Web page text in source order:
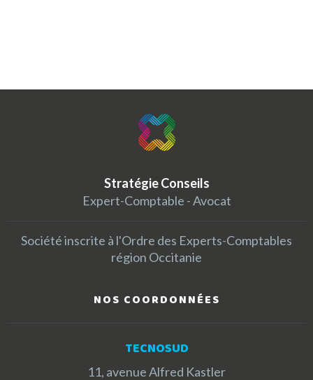
Stratégie Conseils
Expert-Comptable - Avocat
Société inscrite à l'Ordre des Experts-Comptables
région Occitanie
NOS COORDONNÉES
TECNOSUD
11, avenue Alfred Kastler